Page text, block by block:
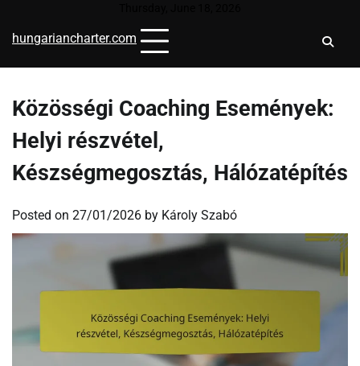
content
hungariancharter.com
Közösségi Coaching Események:
Helyi részvétel,
Készségmegosztás, Hálózatépítés
Posted on 27/01/2026 by Károly Szabó